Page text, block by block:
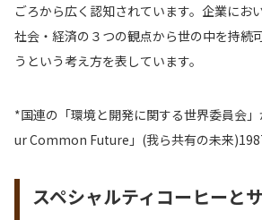
ごろから広く認知されています。企業にお
社会・経済の３つの観点から世の中を持続
うという考え方を表しています。
*国連の「環境と開発に関する世界委員会
ur Common Future」(我ら共有の未来
スペシャルティコーヒーと